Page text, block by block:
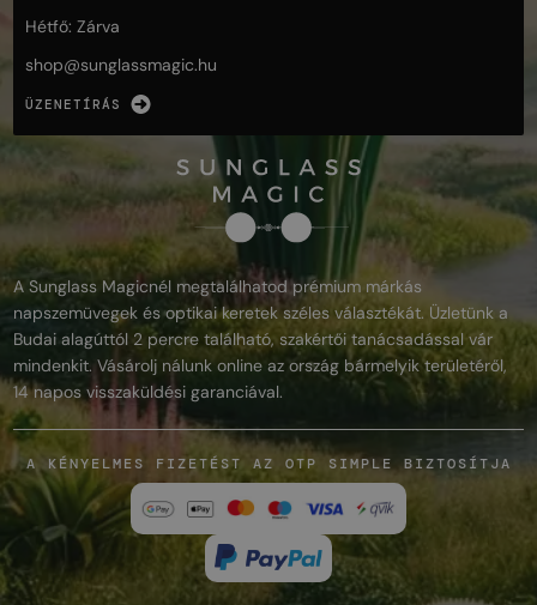
Hétfő: Zárva
shop@sunglassmagic.hu
ÜZENETÍRÁS
A Sunglass Magicnél megtalálhatod prémium márkás
napszemüvegek és optikai keretek széles választékát. Üzletünk a
Budai alagúttól 2 percre található, szakértői tanácsadással vár
mindenkit. Vásárolj nálunk online az ország bármelyik területéről,
14 napos visszaküldési garanciával.
A KÉNYELMES FIZETÉST AZ OTP SIMPLE BIZTOSÍTJA